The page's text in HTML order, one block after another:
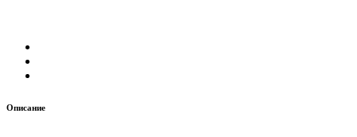
Описание